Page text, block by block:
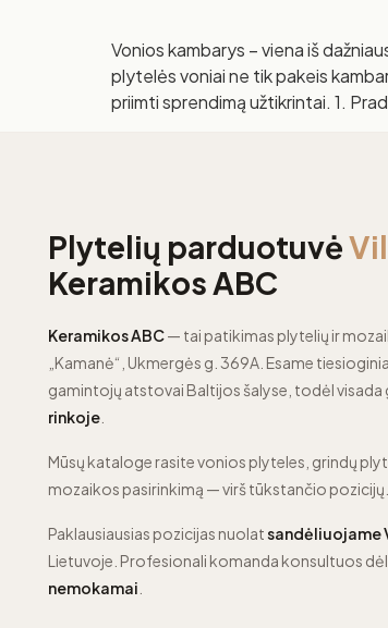
Vonios kambarys – viena iš
plytelės voniai ne tik pakeis
priimti sprendimą užtikrintai. 1.
Plytelių parduotuvė
Keramikos ABC
Keramikos ABC— tai patikimas plytelių ir
„Kamanė“, Ukmergės g. 369A. Esame
gamintojų atstovai Baltijos šalyse, todėl visada
rinkoje
Mūsų kataloge rasite vonios plyteles, grindų
mozaikos pasirinkimą — virš tūkstančio pozicijų.
Paklausiausias pozicijas nuolatsandėliuojame
Lietuvoje. Profesionali komanda konsultuos
nemokamai